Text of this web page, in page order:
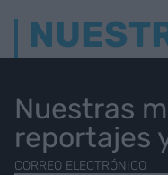
Nuestras
reportajes
CORREO ELECTRÓNICO